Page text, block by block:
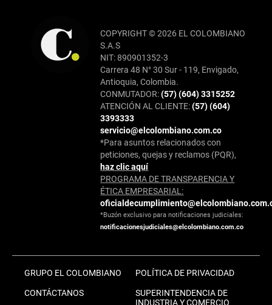
COPYRIGHT © 2026 EL COLOMBIANO
S.A.S
NIT: 890901352-3
Carrera 48 N° 30 Sur - 119, Envigado,
Antioquia, Colombia.
CONMUTADOR:(57) (604) 3315252
ATENCIÓN AL CLIENTE:(57) (604)
3393333
servicio@elcolombiano.com.co
*Para asuntos relacionados con
peticiones, quejas y reclamos (PQR),
haz clic aquí
PROGRAMA DE TRANSPARENCIA Y
ÉTICA EMPRESARIAL:
*Buzón exclusivo para notificaciones judiciales:
notificacionesjudiciales@elcolombiano.com.co
GRUPO EL COLOMBIANO
CONTÁCTANOS
POLÍTICA DE PRIVACIDAD
SUPERINTENDENCIA DE
INDUSTRIA Y COMERCIO